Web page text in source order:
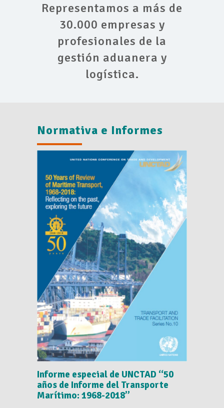
Representamos a más de
30.000 empresas y
profesionales de la
gestión aduanera y
logística.
Normativa e Informes
Informe especial de UNCTAD “50
años de Informe del Transporte
Marítimo: 1968-2018”